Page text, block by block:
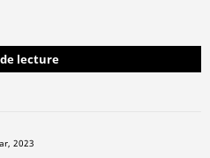
lecture
2023